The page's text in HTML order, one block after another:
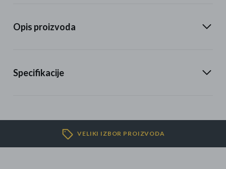
Opis proizvoda
Specifikacije
VELIKI IZBOR PROIZVODA